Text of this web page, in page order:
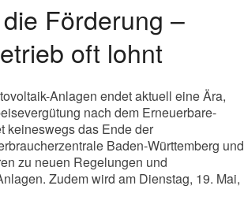
Förderung –
oft lohnt
Anlagen endet aktuell eine Ära,
nach dem Erneuerbare-
keineswegs das Ende der
Baden-Württemberg und
zu neuen Regelungen und
Zudem wird am Dienstag, 19. Mai,